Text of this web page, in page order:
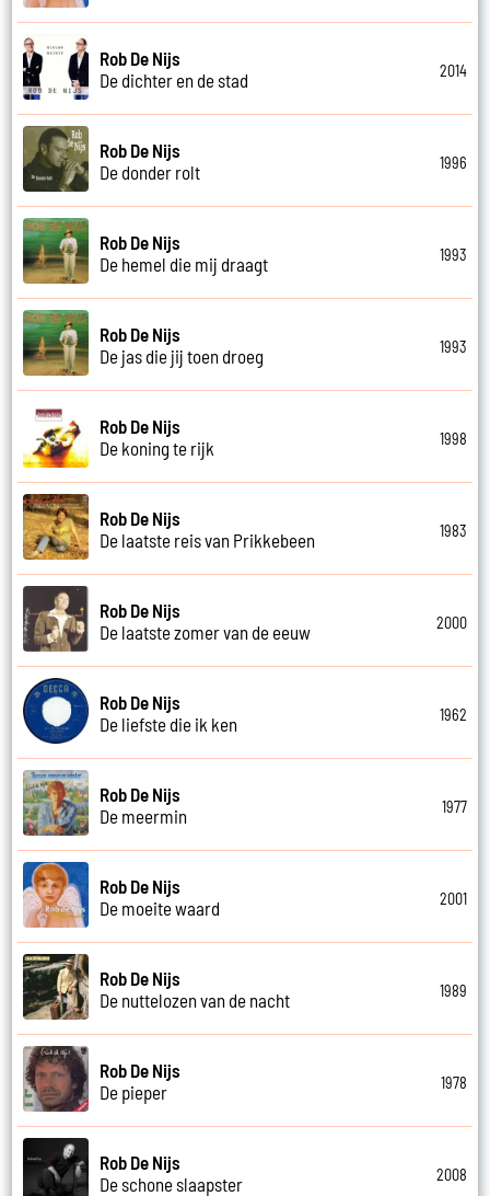
Rob De Nijs
De dichter en de stad
2014
Rob De Nijs
De donder rolt
1996
Rob De Nijs
De hemel die mij draagt
1993
Rob De Nijs
De jas die jij toen droeg
1993
Rob De Nijs
De koning te rijk
1998
Rob De Nijs
De laatste reis van Prikkebeen
1983
Rob De Nijs
De laatste zomer van de eeuw
2000
Rob De Nijs
De liefste die ik ken
1962
Rob De Nijs
De meermin
1977
Rob De Nijs
De moeite waard
2001
Rob De Nijs
De nuttelozen van de nacht
1989
Rob De Nijs
De pieper
1978
Rob De Nijs
De schone slaapster
2008